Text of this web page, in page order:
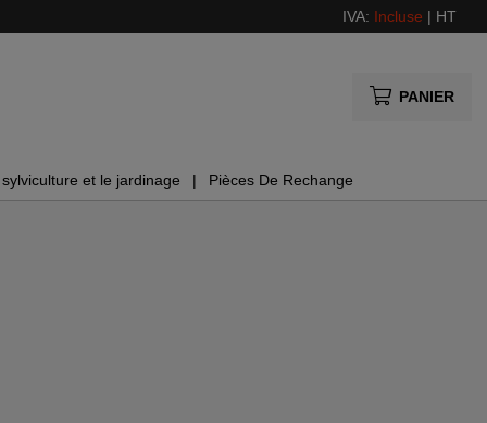
IVA: Incluse | HT
PANIER
et le jardinage Pièces De Rechange